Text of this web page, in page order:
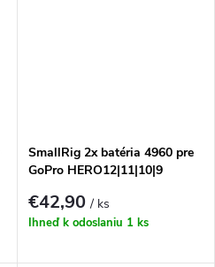
SmallRig 2x batéria 4960 pre
GoPro HERO12|11|10|9
€42,90/ ks
Ihneď k odoslaniu 1 ks